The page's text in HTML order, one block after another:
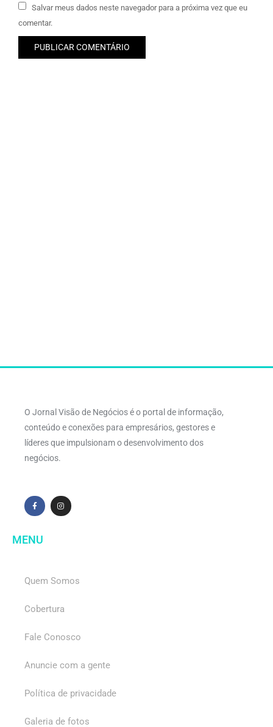
Salvar meus dados neste navegador para a próxima vez que eu
comentar.
O Jornal Visão de Negócios é o portal de informação,
conteúdo e conexões para empresários, gestores e
líderes que impulsionam o desenvolvimento dos
negócios.
MENU
Quem Somos
Cobertura
Fale Conosco
Anuncie com a gente
Política de privacidade
Galeria de fotos